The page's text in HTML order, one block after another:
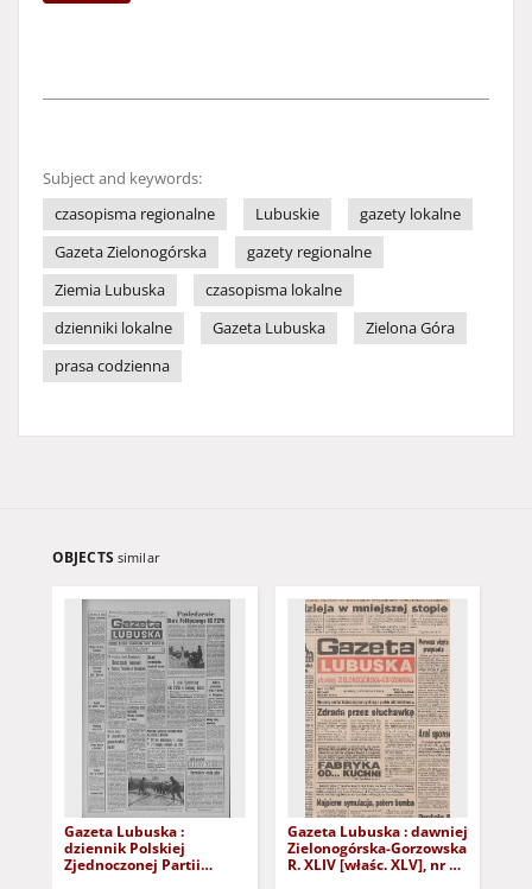
Subject and keywords:
czasopisma regionalne
Lubuskie
gazety lokalne
Gazeta Zielonogórska
gazety regionalne
Ziemia Lubuska
czasopisma lokalne
dzienniki lokalne
Gazeta Lubuska
Zielona Góra
prasa codzienna
OBJECTS similar
Gazeta Lubuska :
dziennik Polskiej
Zjednoczonej Partii
Gazeta Lubuska : dawniej
Zielonogórska-Gorzowska
R. XLIV [właśc. XLV], nr 52